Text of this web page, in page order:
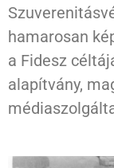
hamarosan
a Fidesz
alapítvány,